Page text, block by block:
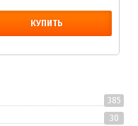
КУПИТЬ
385
30